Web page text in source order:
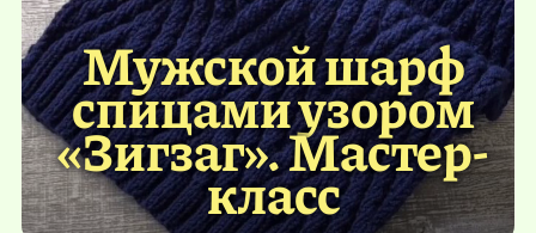
Мужской шарф
спицами узором
«Зигзаг». Мастер-
класс